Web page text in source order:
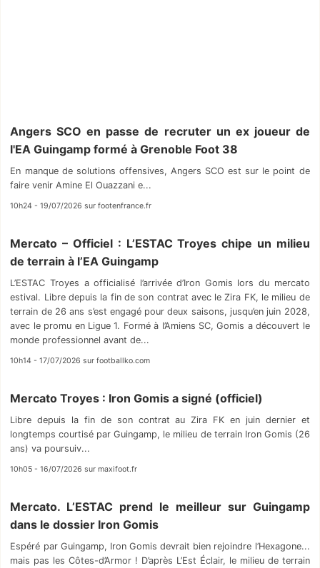
Angers SCO en passe de recruter un ex joueur de
l'EA Guingamp formé à Grenoble Foot 38
En manque de solutions offensives, Angers SCO est sur le point de
faire venir Amine El Ouazzani e...
10h24 - 19/07/2026 sur footenfrance.fr
Mercato – Officiel : L’ESTAC Troyes chipe un milieu
de terrain à l’EA Guingamp
L’ESTAC Troyes a officialisé l’arrivée d’Iron Gomis lors du mercato
estival. Libre depuis la fin de son contrat avec le Zira FK, le milieu de
terrain de 26 ans s’est engagé pour deux saisons, jusqu’en juin 2028,
avec le promu en Ligue 1. Formé à l’Amiens SC, Gomis a découvert le
monde professionnel avant de...
10h14 - 17/07/2026 sur footballko.com
Mercato Troyes : Iron Gomis a signé (officiel)
Libre depuis la fin de son contrat au Zira FK en juin dernier et
longtemps courtisé par Guingamp, le milieu de terrain Iron Gomis (26
ans) va poursuiv...
10h05 - 16/07/2026 sur maxifoot.fr
Mercato. L’ESTAC prend le meilleur sur Guingamp
dans le dossier Iron Gomis
Espéré par Guingamp, Iron Gomis devrait bien rejoindre l’Hexagone...
mais pas les Côtes-d’Armor ! D’après L’Est Éclair, le milieu de terrain